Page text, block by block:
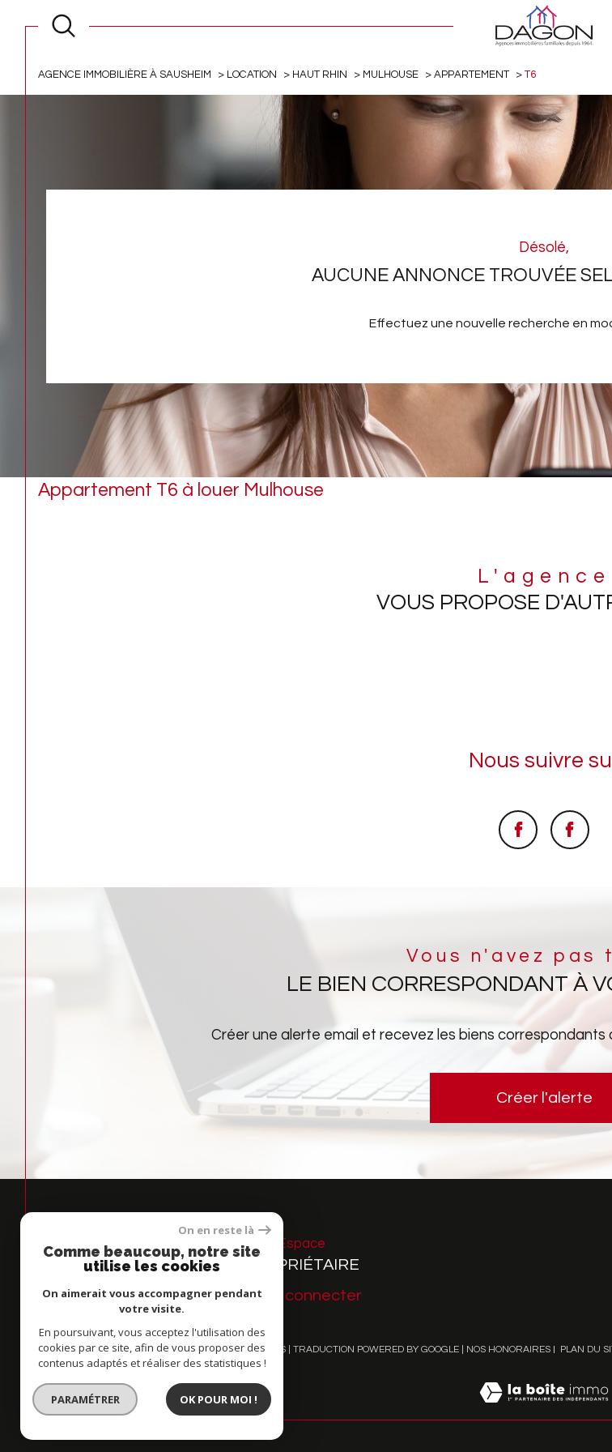
AGENCE IMMOBILIÈRE À SAUSHEIM LOCATION HAUT RHIN MULHOUSE APPARTEMENT T6
Désolé,
AUCUNE ANNONCE TROUVÉE
Effectuez une nouvelle recherche en
Appartement T6 à louer Mulhouse
L'agence
VOUS PROPOSE
Nous suivre
Vous n'avez pas
LE BIEN CORRESPONDANT À
Créer une alerte email et recevez les biens
Créer l'alerte
Espace
PROPRIÉTAIRE
Se connecter
© 2026 | TOUS DROITS RÉSERVÉS | TRADUCTION POWERED BY GOOGLE | NOS HONORAIRES PLAN DU
On en reste là
Comme beaucoup, notre site
utilise les cookies
On aimerait vous accompagner pendant
votre visite.
En poursuivant, vous acceptez l'utilisation des
cookies par ce site, afin de vous proposer des
contenus adaptés et réaliser des statistiques !
PARAMÉTRER OK POUR MOI !